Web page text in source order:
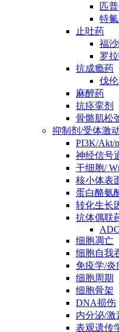
匹
特
止吐药
福
罗
抗成瘾药
伐
麻醉药
抗痉挛剂
骨骼肌松
抑制剂/受体激
PI3K/Akt/
神经信号
干细胞/
核小体表
蛋白酪氨
转化生长
抗体偶联
细胞凋亡
细胞自我
免疫学/炎
细胞周期
细胞骨架
DNA损伤
内分泌/激
表观遗传